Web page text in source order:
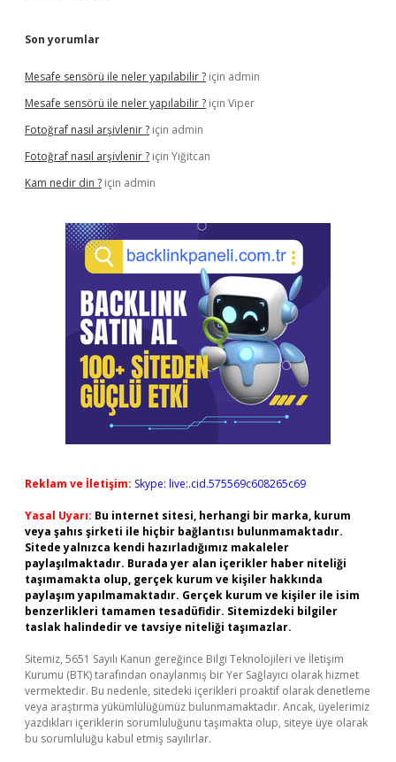
Son yorumlar
Mesafe sensörü ile neler yapılabilir ? için admin
Mesafe sensörü ile neler yapılabilir ? için Viper
Fotoğraf nasıl arşivlenir ? için admin
Fotoğraf nasıl arşivlenir ? için Yiğitcan
Kam nedir din ? için admin
Reklam ve İletişim: Skype: live:.cid.575569c608265c69
Yasal Uyarı: Bu internet sitesi, herhangi bir marka, kurum
veya şahıs şirketi ile hiçbir bağlantısı bulunmamaktadır.
Sitede yalnızca kendi hazırladığımız makaleler
paylaşılmaktadır. Burada yer alan içerikler haber niteliği
taşımamakta olup, gerçek kurum ve kişiler hakkında
paylaşım yapılmamaktadır. Gerçek kurum ve kişiler ile isim
benzerlikleri tamamen tesadüfidir. Sitemizdeki bilgiler
taslak halindedir ve tavsiye niteliği taşımazlar.
Sitemiz, 5651 Sayılı Kanun gereğince Bilgi Teknolojileri ve İletişim
Kurumu (BTK) tarafından onaylanmış bir Yer Sağlayıcı olarak hizmet
vermektedir. Bu nedenle, sitedeki içerikleri proaktif olarak denetleme
veya araştırma yükümlülüğümüz bulunmamaktadır. Ancak, üyelerimiz
yazdıkları içeriklerin sorumluluğunu taşımakta olup, siteye üye olarak
bu sorumluluğu kabul etmiş sayılırlar.